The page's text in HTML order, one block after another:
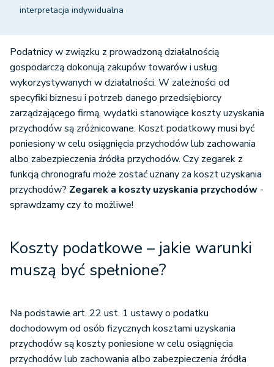
interpretacja indywidualna
Podatnicy w związku z prowadzoną działalnością
gospodarczą dokonują zakupów towarów i usług
wykorzystywanych w działalności. W zależności od
specyfiki biznesu i potrzeb danego przedsiębiorcy
zarządzającego firmą, wydatki stanowiące koszty uzyskania
przychodów są zróżnicowane. Koszt podatkowy musi być
poniesiony w celu osiągnięcia przychodów lub zachowania
albo zabezpieczenia źródła przychodów. Czy zegarek z
funkcją chronografu może zostać uznany za koszt uzyskania
przychodów? Zegarek a koszty uzyskania przychodów -
sprawdzamy czy to możliwe!
Koszty podatkowe – jakie warunki
muszą być spełnione?
Na podstawie art. 22 ust. 1 ustawy o podatku
dochodowym od osób fizycznych kosztami uzyskania
przychodów są koszty poniesione w celu osiągnięcia
przychodów lub zachowania albo zabezpieczenia źródła